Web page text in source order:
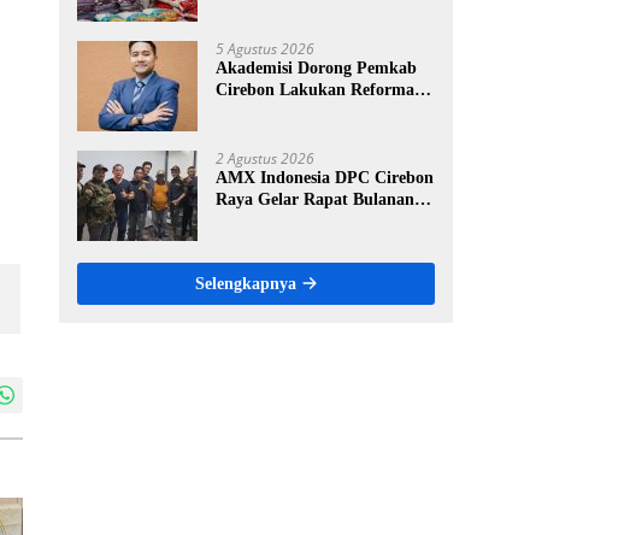
5 Agustus 2026
Akademisi Dorong Pemkab
Cirebon Lakukan Reformasi
2 Agustus 2026
AMX Indonesia DPC Cirebon
Raya Gelar Rapat Bulanan,
dan Elegan
Selengkapnya